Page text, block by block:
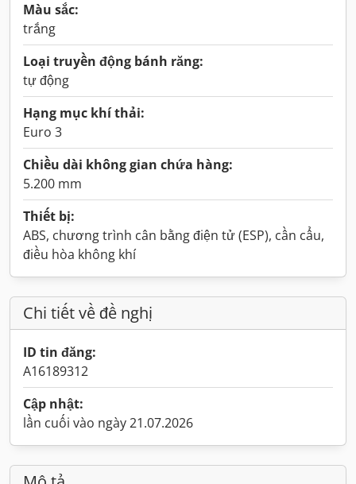
Màu sắc:
trắng
Loại truyền động bánh răng:
tự động
Hạng mục khí thải:
Euro 3
Chiều dài không gian chứa hàng:
5.200 mm
Thiết bị:
ABS, chương trình cân bằng điện tử (ESP), cần cẩu,
điều hòa không khí
Chi tiết về đề nghị
ID tin đăng:
A16189312
Cập nhật:
lần cuối vào ngày 21.07.2026